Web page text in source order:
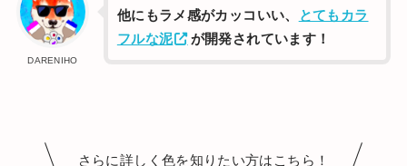
DARENIHO
他にもラメ感がカッコいい、
とてもカラ
フルな泥
が開発されています！
さらに詳しく色を知りたい方はこちら！